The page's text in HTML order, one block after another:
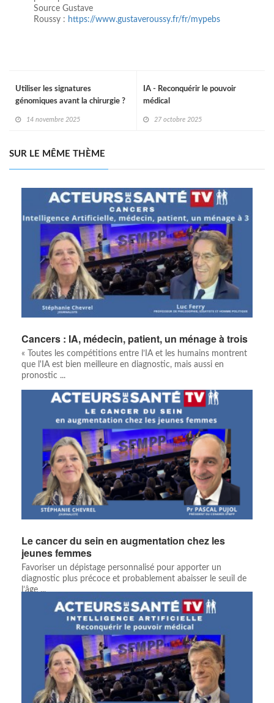
Source Gustave
Roussy : https://www.gustaveroussy.fr/fr/mypebs
IA - Reconquérir le pouvoir
médical
27 octobre 2025
Utiliser les signatures
génomiques avant la chirurgie ?
14 novembre 2025
SUR LE MÊME THÈME
Cancers : IA, médecin, patient, un ménage à trois
« Toutes les compétitions entre l’IA et les humains montrent
que l'IA est bien meilleure en diagnostic, mais aussi en
pronostic ...
Le cancer du sein en augmentation chez les
jeunes femmes
Favoriser un dépistage personnalisé pour apporter un
diagnostic plus précoce et probablement abaisser le seuil de
l’âge ...